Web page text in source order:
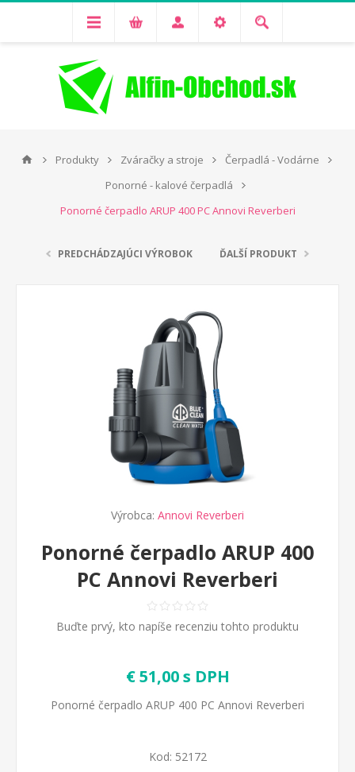
Produkty Zváračky a stroje
Čerpadlá - Vodárne
Ponorné - kalové čerpadlá
Ponorné čerpadlo ARUP 400 PC Annovi Reverberi
PREDCHÁDZAJÚCI VÝROBOK ĎALŠÍ PRODUKT
Výrobca: Annovi Reverberi
Ponorné čerpadlo ARUP 400
PC Annovi Reverberi
Buďte prvý, kto napíše recenziu tohto produktu
€ 51,00 s DPH
Ponorné čerpadlo ARUP 400 PC Annovi Reverberi
Kod: 52172